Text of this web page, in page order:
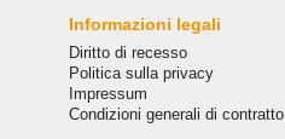
Informazioni legali
Diritto di recesso
Politica sulla privacy
Impressum
Condizioni generali di contratto